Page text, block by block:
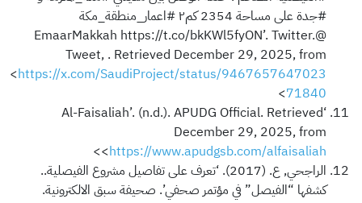
#جدة على مساحة 2354 كم٢ #اعمار_منطقة_مكة
@EmaarMakkah https://t.co/bkKWl5fyON’. Twitter.
Tweet, . Retrieved December 29, 2025, from
<https://x.com/SaudiProject/status/9467657647023
71840
>
‘Al-Faisaliah’. (n.d.). APUDG Official. Retrieved
December 29, 2025, from
<https://www.apudgsb.com/alfaisaliah
>
الراجحي, ع. (2017). ‘تعرف على تفاصيل مشروع الفيصلية..
كشفها “الفيصل” في مؤتمر صحفي’. صحيفة سبق الالكترونية.